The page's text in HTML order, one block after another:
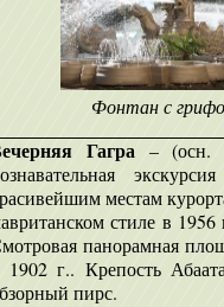
Фонтан с
Гагра – (осн.
местам
стиле в
панорамная
1902 г.. Крепость
пирс.